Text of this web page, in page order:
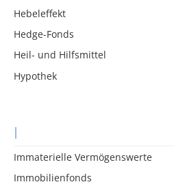
Hebeleffekt
Hedge-Fonds
Heil- und Hilfsmittel
Hypothek
I
Immaterielle Vermögenswerte
Immobilienfonds